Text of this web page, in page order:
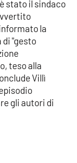
stato il sindaco
la
"gesto
teso alla
Villì
gli autori di